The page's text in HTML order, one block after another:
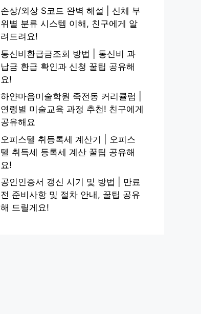
손상/외상 S코드 완벽 해설 | 신체 부
위별 분류 시스템 이해, 친구에게 알
려드려요!
통신비환급금조회 방법 | 통신비 과
납금 환급 확인과 신청 꿀팁 공유해
요!
하얀마음미술학원 죽전동 커리큘럼 |
연령별 미술교육 과정 추천! 친구에게
공유해요
오피스텔 취등록세 계산기 | 오피스
텔 취득세 등록세 계산 꿀팁 공유해
요!
공인인증서 갱신 시기 및 방법 | 만료
전 준비사항 및 절차 안내, 꿀팁 공유
해 드릴게요!